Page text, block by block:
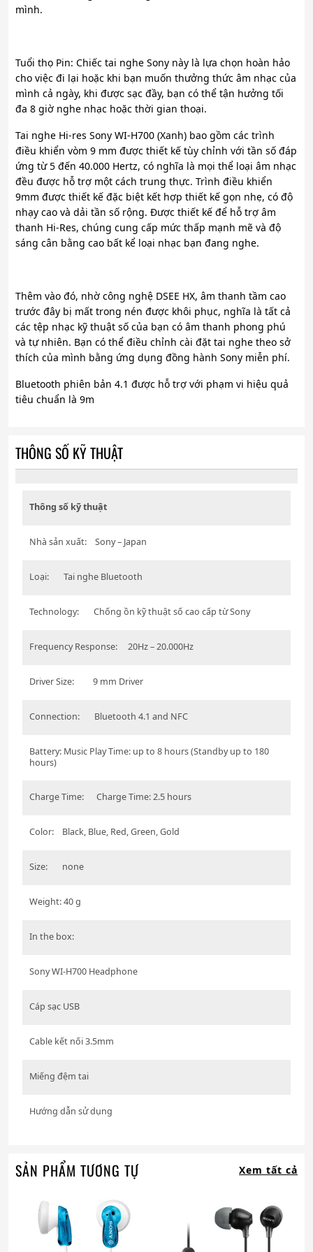
mình.
Tuổi thọ Pin: Chiếc tai nghe Sony này là lựa chọn hoàn hảo
cho việc đi lại hoặc khi bạn muốn thưởng thức âm nhạc của
mình cả ngày, khi được sạc đầy, bạn có thể tận hưởng tối
đa 8 giờ nghe nhạc hoặc thời gian thoại.
Tai nghe Hi-res Sony WI-H700 (Xanh) bao gồm các trình
điều khiển vòm 9 mm được thiết kế tùy chỉnh với tần số đáp
ứng từ 5 đến 40.000 Hertz, có nghĩa là mọi thể loại âm nhạc
đều được hỗ trợ một cách trung thực. Trình điều khiển
9mm được thiết kế đặc biệt kết hợp thiết kế gọn nhẹ, có độ
nhạy cao và dải tần số rộng. Được thiết kế để hỗ trợ âm
thanh Hi-Res, chúng cung cấp mức thấp mạnh mẽ và độ
sáng cân bằng cao bất kể loại nhạc bạn đang nghe.
Thêm vào đó, nhờ công nghệ DSEE HX, âm thanh tầm cao
trước đây bị mất trong nén được khôi phục, nghĩa là tất cả
các tệp nhạc kỹ thuật số của bạn có âm thanh phong phú
và tự nhiên. Bạn có thể điều chỉnh cài đặt tai nghe theo sở
thích của mình bằng ứng dụng đồng hành Sony miễn phí.
Bluetooth phiên bản 4.1 được hỗ trợ với phạm vi hiệu quả
tiêu chuẩn là 9m
THÔNG SỐ KỸ THUẬT
Thông số kỹ thuật
Nhà sản xuất: Sony – Japan
Loại: Tai nghe Bluetooth
Technology: Chống ồn kỹ thuật số cao cấp từ Sony
Frequency Response: 20Hz – 20.000Hz
Driver Size: 9 mm Driver
Connection: Bluetooth 4.1 and NFC
Battery: Music Play Time: up to 8 hours (Standby up to 180
hours)
Charge Time: Charge Time: 2.5 hours
Color: Black, Blue, Red, Green, Gold
Size: none
Weight: 40 g
In the box:
Sony WI-H700 Headphone
Cáp sạc USB
Cable kết nối 3.5mm
Miếng đệm tai
Hướng dẫn sử dụng
SẢN PHẨM TƯƠNG TỰ Xem tất cả